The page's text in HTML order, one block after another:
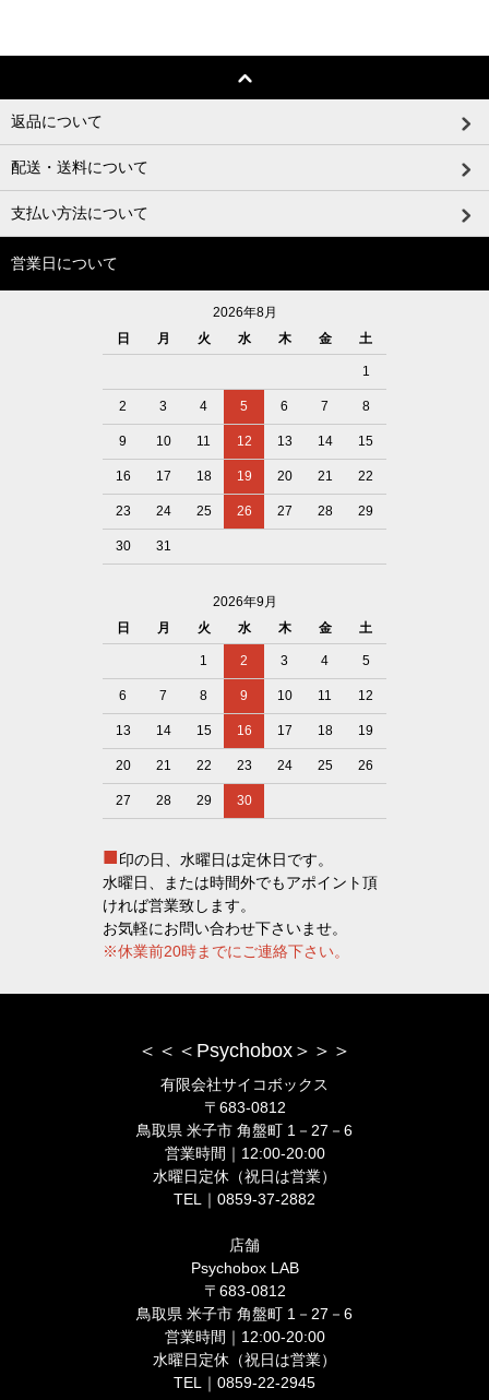
返品について
配送・送料について
支払い方法について
営業日について
2026年8月
日
月 火 水 木 金 土
1
2 3 4 5 6 7 8
9 10 11 12 13 14 15
16 17 18 19 20 21 22
23 24 25 26 27 28 29
30 31
2026年9月
日
月 火 水 木 金 土
1 2 3 4 5
6 7 8 9 10 11 12
13 14 15 16 17 18 19
20 21 22 23 24 25 26
27 28 29 30
■印の日、水曜日は定休日です。
水曜日、または時間外でもアポイント頂
ければ営業致します。
お気軽にお問い合わせ下さいませ。
※休業前20時までにご連絡下さい。
＜＜＜Psychobox＞＞＞
有限会社サイコボックス
〒683-0812
鳥取県 米子市 角盤町 1－27－6
営業時間｜12:00-20:00
水曜日定休（祝日は営業）
TEL｜0859-37-2882
店舗
Psychobox LAB
〒683-0812
鳥取県 米子市 角盤町 1－27－6
営業時間｜12:00-20:00
水曜日定休（祝日は営業）
TEL｜0859-22-2945